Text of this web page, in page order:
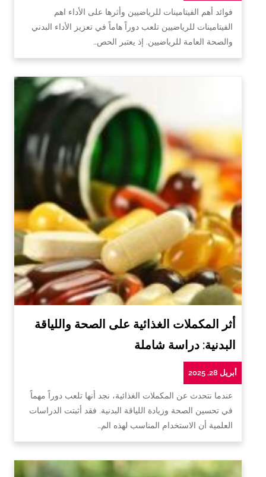
فوائد أهم الفيتامينات للرياضيين وأثرها على الأداء اهم
الفيتامينات للرياضيين تلعب دوراً هاماً في تعزيز الأداء البدني
والصحة العامة للرياضيين. إذ يعتبر الحص…
أثر المكملات الغذائية على الصحة واللياقة
البدنية: دراسة شاملة
أبريل 28, 2025
عندما نتحدث عن المكملات الغذائية، نجد أنها تلعب دوراً مهماً
في تحسين الصحة وزيادة اللياقة البدنية. فقد أثبتت الدراسات
العلمية أن الاستخدام المناسب لهذه الم…